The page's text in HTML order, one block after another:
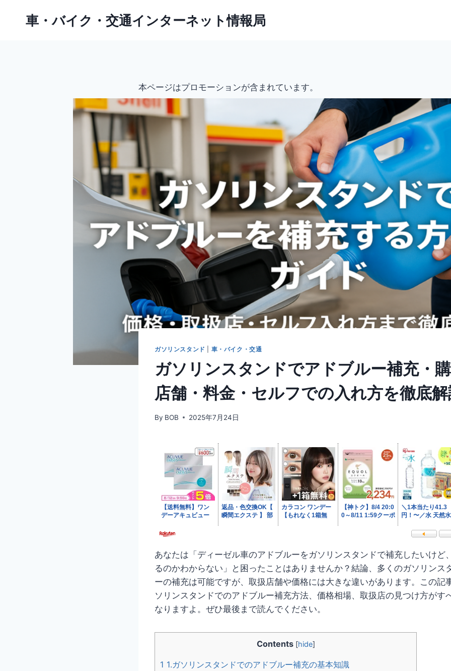
車・バイク・交通インターネット情報局
本ページはプロモーションが含まれています。
ガソリンスタンド 車・バイク・交通
ガソリンスタンドでアドブルー補充・
店舗・料金・セルフでの入れ方を徹底
By BOB 2025年7月24日
あなたは「ディーゼル車のアドブルーをガソリンスタンドで補充したいけど
るのかわからない」と困ったことはありませんか？結論、多くのガソリンス
ーの補充は可能ですが、取扱店舗や価格には大きな違いがあります。この記
ソリンスタンドでのアドブルー補充方法、価格相場、取扱店の見つけ方がす
なりますよ。ぜひ最後まで読んでください。
Contents [hide]
1 1.ガソリンスタンドでのアドブルー補充の基本知識